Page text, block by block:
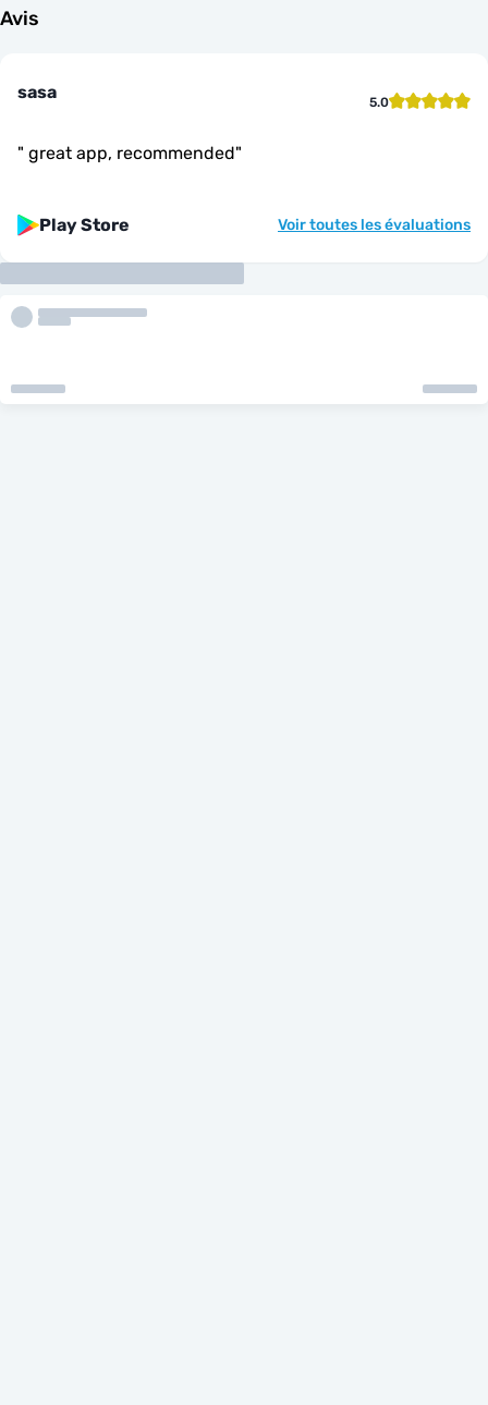
Avis
sasa 5.0
" great app, recommended"
Play Store Voir toutes les évaluations